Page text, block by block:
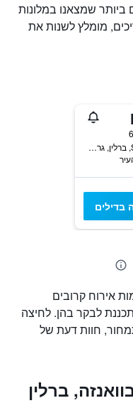
ביותר שמצאנו במלונות
מומלץ לשנות את
Stölpchenweg 45, ברלין, גרמניה
בדילים
אירוח קרובים
לבקר בהן. לחיצה
חוות דעת של
ברלין